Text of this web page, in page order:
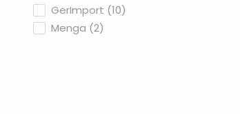
GerImport (10products available
)
Menga (2products available
)